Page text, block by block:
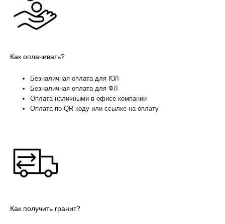
Как оплачивать?
Безналичная оплата для ЮЛ
Безналичная оплата для ФЛ
Оплата наличными в офисе компании
Оплата по QR-коду или ссылке на оплату
Как получить гранит?